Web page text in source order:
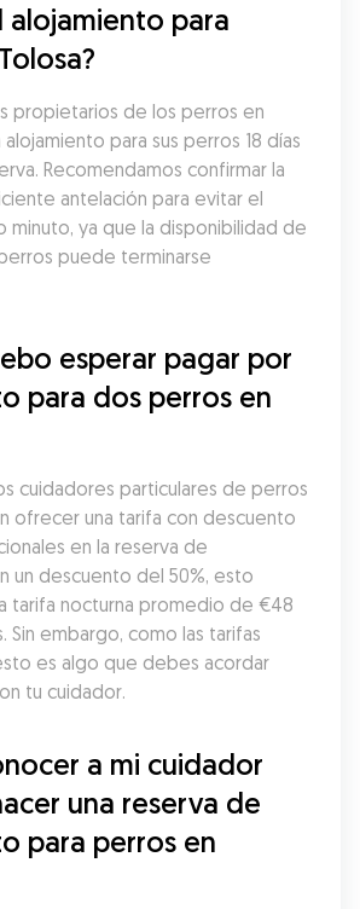
alojamiento para
propietarios de los perros en
para sus perros 18 días
Recomendamos confirmar la
antelación para evitar el
minuto, ya que la disponibilidad de
puede terminarse
esperar pagar por
para dos perros en
cuidadores particulares de perros
ofrecer una tarifa con descuento
en la reserva de
un descuento del 50%, esto
tarifa nocturna promedio de €48
Sin embargo, como las tarifas
es algo que debes acordar
tu cuidador.
a mi cuidador
una reserva de
para perros en